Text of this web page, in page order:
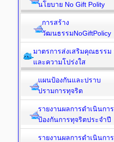
นโยบาย No Gift Polity
การสร้าง
วัฒนธรรมNoGiftPolicy
มาตรการส่งเสริมคุณธรรม
และความโปร่งใส
แผนป้องกันและปราบ
ปรามการทุจริต
รายงานผลการดำเนินการ
ป้องกันการทุจริตประจำปี
รายงานผลการดำเนินการ